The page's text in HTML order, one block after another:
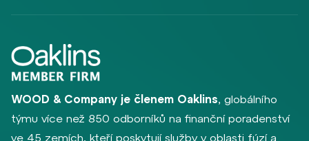
WOOD & Company je členem Oaklins, globálního
týmu více než 850 odborníků na finanční poradenství
ve 45 zemích, kteří poskytují služby v oblasti fúzí a